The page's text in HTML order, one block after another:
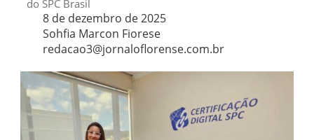
do SPC Brasil
8 de dezembro de 2025
Sohfia Marcon Fiorese
redacao3@jornaloflorense.com.br